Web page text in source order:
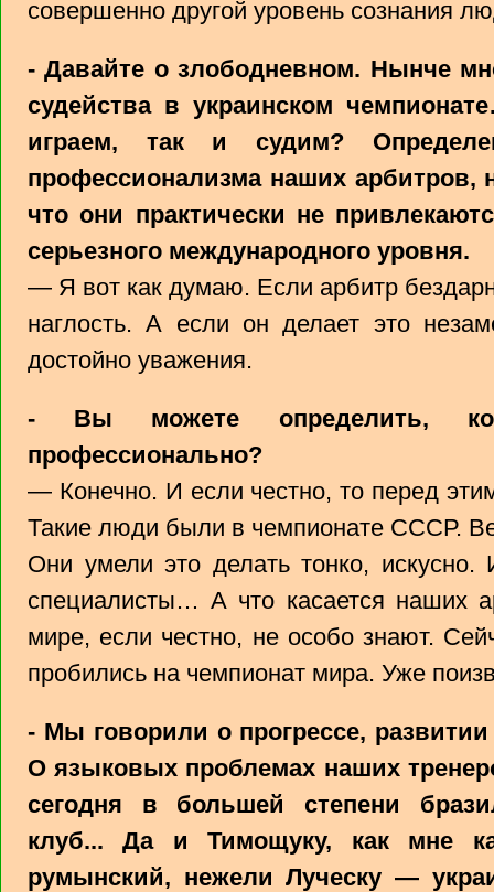
совершенно другой уровень сознания
- Давайте о злободневном. Нынче
судейства в украинском
играем, так и судим?
профессионализма наших арбитров,
что они практически не
серьезного международного уровня.
— Я вот как думаю. Если арбитр
наглость. А если он делает это
достойно уважения.
- Вы можете определить,
профессионально?
— Конечно. И если честно, то перед
Такие люди были в чемпионате СССР.
Они умели это делать тонко, искусно.
специалисты… А что касается наших
мире, если честно, не особо знают.
пробились на чемпионат мира. Уже
- Мы говорили о прогрессе,
О языковых проблемах наших
сегодня в большей степени
клуб... Да и Тимощуку, как мне
румынский, нежели Луческу —